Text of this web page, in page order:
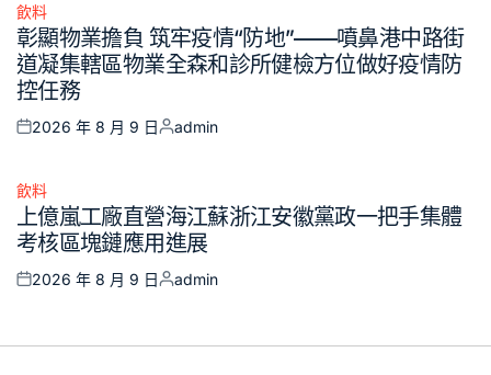
Posted
in
飲料
彰顯物業擔負 筑牢疫情“防地”——噴鼻港中路街
道凝集轄區物業全森和診所健檢方位做好疫情防
控任務
Posted
2026 年 8 月 9 日
Posted
admin
Posted
in
飲料
上億嵐工廠直營海江蘇浙江安徽黨政一把手集體
考核區塊鏈應用進展
Posted
2026 年 8 月 9 日
Posted
admin